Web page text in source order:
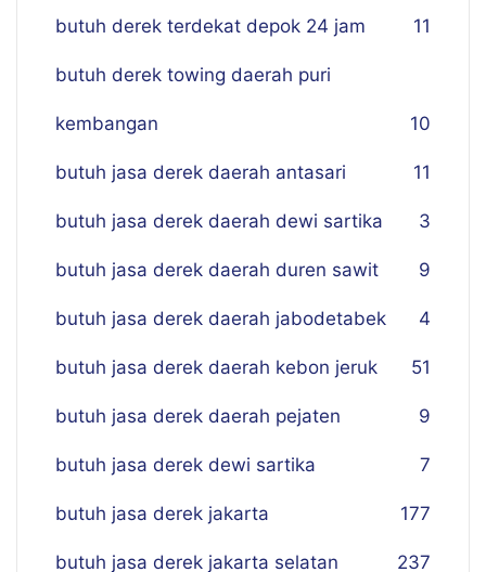
butuh derek terdekat depok 24 jam 11
butuh derek towing daerah puri
kembangan 10
butuh jasa derek daerah antasari 11
butuh jasa derek daerah dewi sartika 3
butuh jasa derek daerah duren sawit 9
butuh jasa derek daerah jabodetabek 4
butuh jasa derek daerah kebon jeruk 51
butuh jasa derek daerah pejaten 9
butuh jasa derek dewi sartika 7
butuh jasa derek jakarta 177
butuh jasa derek jakarta selatan 237